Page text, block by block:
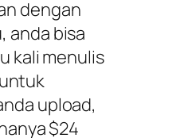
dengan
anda bisa
kali menulis
upload,
$24